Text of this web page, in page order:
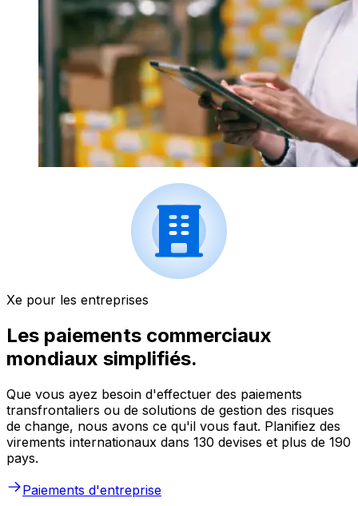
Xe pour les entreprises
Les paiements commerciaux
mondiaux simplifiés.
Que vous ayez besoin d'effectuer des paiements
transfrontaliers ou de solutions de gestion des risques
de change, nous avons ce qu'il vous faut. Planifiez des
virements internationaux dans 130 devises et plus de 190
pays.
Paiements d'entreprise